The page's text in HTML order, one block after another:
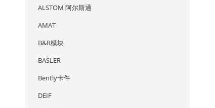
ALSTOM 阿尔斯通
AMAT
B&R模块
BASLER
Bently卡件
DEIF